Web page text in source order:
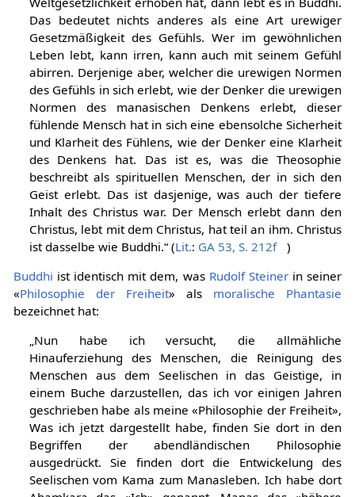
Das bedeutet nichts anderes als eine Art urewiger
Gesetzmäßigkeit des Gefühls. Wer im gewöhnlichen
Leben lebt, kann irren, kann auch mit seinem Gefühl
abirren. Derjenige aber, welcher die urewigen Normen
des Gefühls in sich erlebt, wie der Denker die urewigen
Normen des manasischen Denkens erlebt, dieser
fühlende Mensch hat in sich eine ebensolche Sicherheit
und Klarheit des Fühlens, wie der Denker eine Klarheit
des Denkens hat. Das ist es, was die Theosophie
beschreibt als spirituellen Menschen, der in sich den
Geist erlebt. Das ist dasjenige, was auch der tiefere
Inhalt des Christus war. Der Mensch erlebt dann den
Christus, lebt mit dem Christus, hat teil an ihm. Christus
ist dasselbe wie Buddhi.“ (Lit.: GA 53, S. 212f
)
Buddhi ist identisch mit dem, was Rudolf Steinerin seiner
«Philosophie der Freiheit» als moralische Phantasie
bezeichnet hat:
„Nun habe ich versucht, die allmähliche
Hinauferziehung des Menschen, die Reinigung des
Menschen aus dem Seelischen in das Geistige, in
einem Buche darzustellen, das ich vor einigen Jahren
geschrieben habe als meine «Philosophie der Freiheit»,
Was ich jetzt dargestellt habe, finden Sie dort in den
Begriffen der abendländischen Philosophie
ausgedrückt. Sie finden dort die Entwickelung des
Seelischen vom Kama zum Manasleben. Ich habe dort